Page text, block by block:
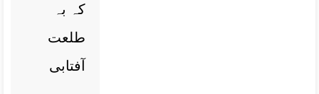
کہ بہ
طلعت
آفتابی